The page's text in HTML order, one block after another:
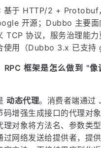
追问
gRPC 和 Dubbo 有什么区
基于 HTTP/2 + Protobuf
开源；Dubbo 主要面
使用（Dubbo 3.x 已支持
RPC 框架是怎么做到 "像